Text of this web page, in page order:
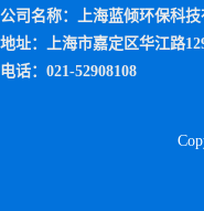
公司名称：上海蓝倾环保科技
地址：上海市嘉定区华江路
电话：021-52908108